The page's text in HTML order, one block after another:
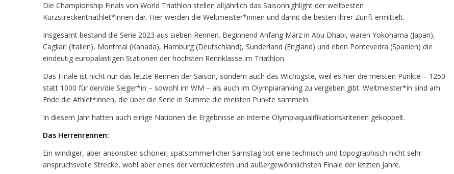
Die Championship Finals von World Triathlon stellen alljährlich das Saisonhighlight der weltbesten
Kurzstreckentriathlet*innen dar. Hier werden die Weltmeister*innen und damit die besten ihrer Zunft ermittelt.
Insgesamt bestand die Serie 2023 aus sieben Rennen. Beginnend Anfang März in Abu Dhabi, waren Yokohama (Japan),
Cagliari (Italien), Montreal (Kanada), Hamburg (Deutschland), Sunderland (England) und eben Pontevedra (Spanien) die
eindeutig europalastigen Stationen der höchsten Rennklasse im Triathlon.
Das Finale ist nicht nur das letzte Rennen der Saison, sondern auch das Wichtigste, weil es hier die meisten Punkte – 1250
statt 1000 für den/die Sieger*in – sowohl im WM – als auch im Olympiaranking zu vergeben gibt. Weltmeister*in sind am
Ende die Athlet*innen, die über die Serie in Summe die meisten Punkte sammeln.
In diesem Jahr hatten auch einige Nationen die Ergebnisse an interne Olympiaqualifikationskriterien gekoppelt.
Das Herrenrennen:
Ein windiger, aber ansonsten schöner, spätsommerlicher Samstag bot eine technisch und topographisch nicht sehr
anspruchsvolle Strecke, wohl aber eines der verrücktesten und außergewöhnlichsten Finale der letzten Jahre.